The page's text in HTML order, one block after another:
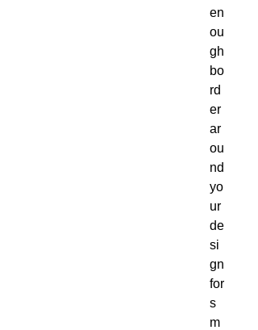
en
ou
gh
bo
rd
er
ar
ou
nd
yo
ur
de
si
gn
for
s
m